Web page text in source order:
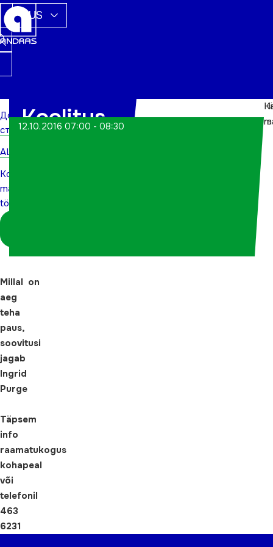
RUS
Домашняя
страница
ALWs
Koolitus-
massaaž
töökohal
Koolitus-
12.10.2016 07:00 - 08:30
Millal on
aeg
teha
paus,
soovitusi
jagab
Ingrid
Purge
Täpsem
info
raamatukogus
kohapeal
või
telefonil
463
6231